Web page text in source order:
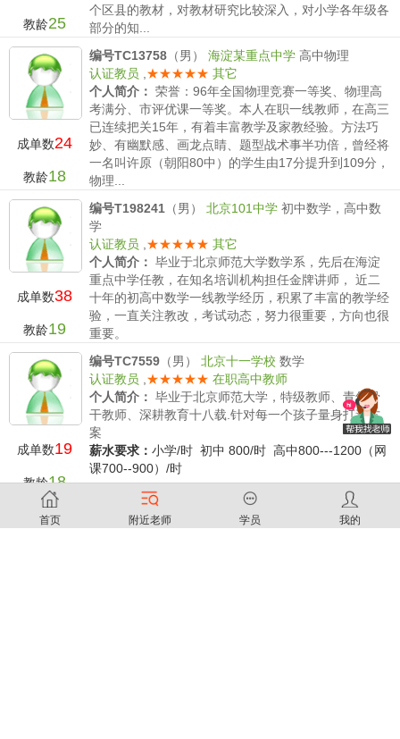
教龄25
个区县的教材，对教材研究比较深入，对小学各年级各
部分的知...
成单数24
教龄18
编号TC13758 （男） 海淀某重点中学 高中物理
认证教员
★★★★★ 其它
个人简介： 荣誉：96年全国物理竞赛一等奖、物理高
考满分、市评优课一等奖。本人在职一线教师，在高三
已连续把关15年，有着丰富教学及家教经验。方法巧
妙、有幽默感、画龙点睛、题型战术事半功倍，曾经将
一名叫许原（朝阳80中）的学生由17分提升到109分，
物理...
成单数38
教龄19
编号T198241 （男） 北京101中学 初中数学，高中数
学
认证教员
★★★★★ 其它
个人简介： 毕业于北京师范大学数学系，先后在海淀
重点中学任教，在知名培训机构担任金牌讲师， 近二
十年的初高中数学一线教学经历，积累了丰富的教学经
验，一直关注教改，考试动态，努力很重要，方向也很
重要。
折）/时 高中700（网课8折）/时
成单数19
教龄18
编号TC7559 （男） 北京十一学校 数学
认证教员
★★★★★ 在职高中教师
个人简介： 毕业于北京师范大学，特级教师、青年骨
干教师、深耕教育十八载.针对每一个孩子量身打造方
案
薪水要求： 小学/时 初中 800/时 高中800---1200（网
课700--900）/时
编号T146455（男） 海淀区重点学校
高中化学
认证教员,★★★★★ 在职高中教师
首页 附近老师 学员 我的